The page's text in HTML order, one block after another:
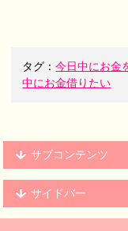
タグ：今日中にお金
中にお金借りたい
サブコンテンツ
サイドバー